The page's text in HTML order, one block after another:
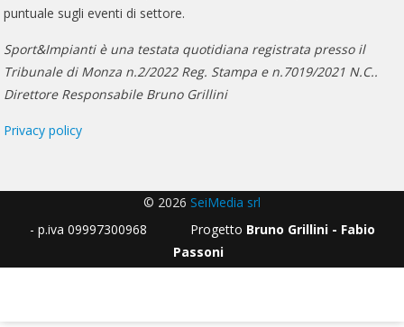
puntuale sugli eventi di settore.
Sport&Impianti è una testata quotidiana registrata presso il
Tribunale di Monza n.2/2022 Reg. Stampa e n.7019/2021 N.C..
Direttore Responsabile Bruno Grillini
Privacy policy
© 2026 SeiMedia srl
- p.iva 09997300968 Progetto Bruno Grillini - Fabio
Passoni